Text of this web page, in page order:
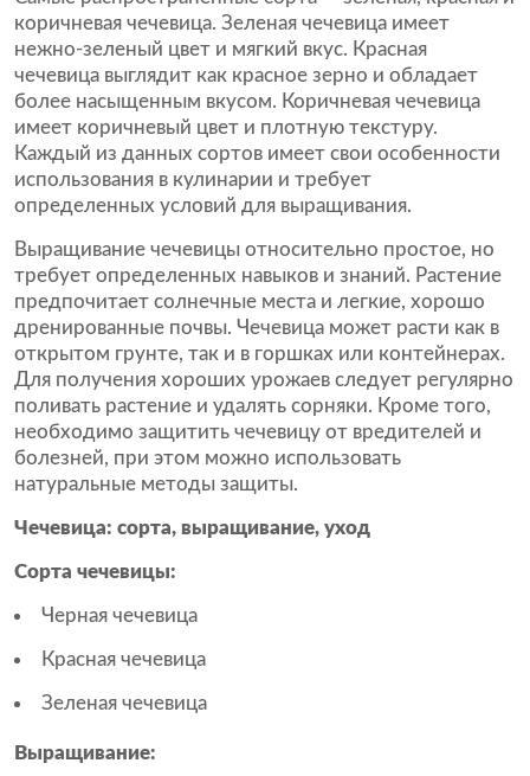
коричневая чечевица. Зеленая чечевица имеет
нежно-зеленый цвет и мягкий вкус. Красная
чечевица выглядит как красное зерно и обладает
более насыщенным вкусом. Коричневая чечевица
имеет коричневый цвет и плотную текстуру.
Каждый из данных сортов имеет свои особенности
использования в кулинарии и требует
определенных условий для выращивания.
Выращивание чечевицы относительно простое, но
требует определенных навыков и знаний. Растение
предпочитает солнечные места и легкие, хорошо
дренированные почвы. Чечевица может расти как в
открытом грунте, так и в горшках или контейнерах.
Для получения хороших урожаев следует регулярно
поливать растение и удалять сорняки. Кроме того,
необходимо защитить чечевицу от вредителей и
болезней, при этом можно использовать
натуральные методы защиты.
Чечевица: сорта, выращивание, уход
Сорта чечевицы:
Черная чечевица
Красная чечевица
Зеленая чечевица
Выращивание: